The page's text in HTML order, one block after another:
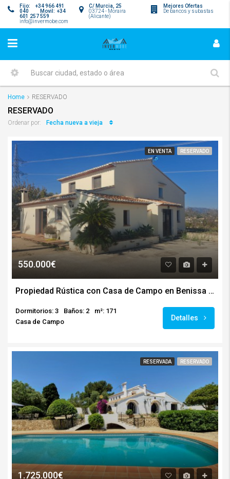
Mejores Ofertas
De bancos y subastas
C/ Murcia, 25
03724 - Moraira
(Alicante)
Fijo: +34 966 491
040 Movil: +34
601 257 559
info@invermobe.com
Home RESERVADO
RESERVADO
Ordenar por: Fecha nueva a vieja
EN VENTA RESERVADO
550.000€
Propiedad Rústica con Casa de Campo en Benissa (Alicante)
Dormitorios: 3 Baños: 2
m²: 171
Casa de Campo
Detalles
RESERVADA RESERVADO
1.725.000€